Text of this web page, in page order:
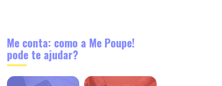
Me conta: como a Me Poupe!
pode te ajudar?